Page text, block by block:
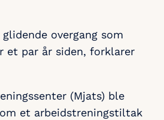
overgang som
par år siden, forklarer
(Mjats) ble
et arbeidstreningstiltak